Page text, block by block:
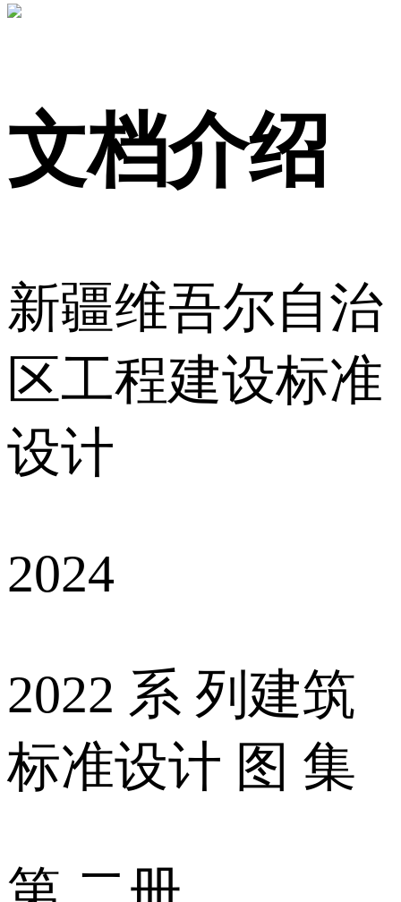
文档介绍
新疆维吾尔自治
区工程建设标准
设计
2024
2022 系 列建筑
标准设计 图 集